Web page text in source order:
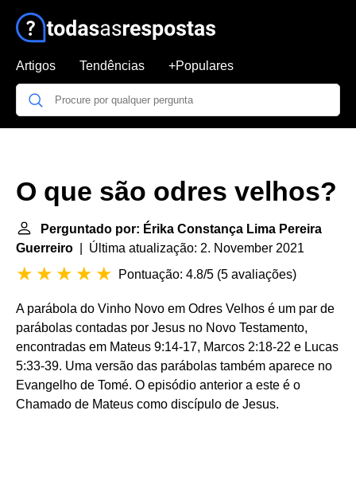
Artigos Tendências +Populares
O que são odres velhos?
Perguntado por: Érika Constança Lima Pereira
Guerreiro | Última atualização: 2. November 2021
Pontuação: 4.8/5 (5 avaliações)
A parábola do Vinho Novo em Odres Velhos é um par de
parábolas contadas por Jesus no Novo Testamento,
encontradas em Mateus 9:14-17, Marcos 2:18-22 e Lucas
5:33-39. Uma versão das parábolas também aparece no
Evangelho de Tomé. O episódio anterior a este é o
Chamado de Mateus como discípulo de Jesus.